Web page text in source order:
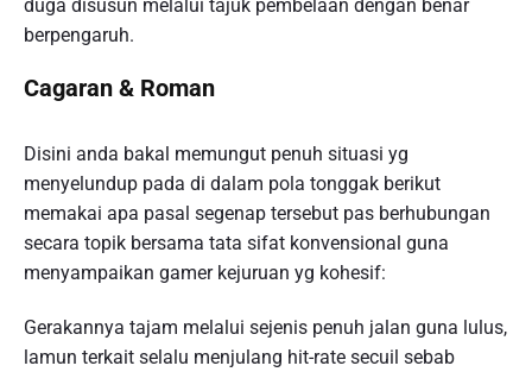
duga disusun melalui tajuk pembelaan dengan benar
berpengaruh.
Cagaran & Roman
Disini anda bakal memungut penuh situasi yg
menyelundup pada di dalam pola tonggak berikut
memakai apa pasal segenap tersebut pas berhubungan
secara topik bersama tata sifat konvensional guna
menyampaikan gamer kejuruan yg kohesif:
Gerakannya tajam melalui sejenis penuh jalan guna lulus,
lamun terkait selalu menjulang hit-rate secuil sebab